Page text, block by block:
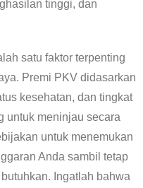
tinggi, dan
satu faktor terpenting
Premi PKV didasarkan
kesehatan, dan tingkat
untuk meninjau secara
untuk menemukan
Anda sambil tetap
Ingatlah bahwa